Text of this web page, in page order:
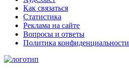
Как связаться
Статистика
Реклама на сайте
Вопросы и ответы
Политика конфиденциальности